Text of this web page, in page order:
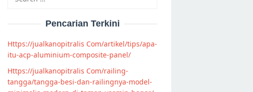
for:
Pencarian Terkini
Https://jualkanopitralis Com/artikel/tips/apa-
itu-acp-aluminium-composite-panel/
Https://jualkanopitralis Com/railing-
tangga/tangga-besi-dan-railingnya-model-